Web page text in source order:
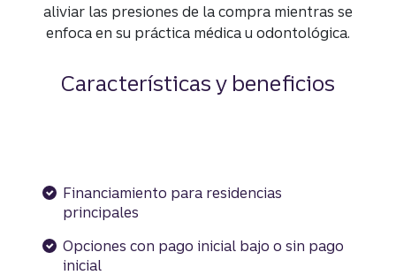
aliviar las presiones de la compra mientras se
enfoca en su práctica médica u odontológica.
Características y beneficios
Financiamiento para residencias
principales
Opciones con pago inicial bajo o sin pago
inicial